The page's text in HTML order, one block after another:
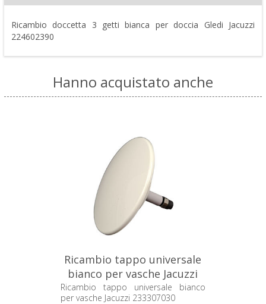
Ricambio doccetta 3 getti bianca per doccia Gledi Jacuzzi
224602390
Hanno acquistato anche
Ricambio tappo universale
bianco per vasche Jacuzzi
233307030
Ricambio tappo universale bianco
per vasche Jacuzzi 233307030